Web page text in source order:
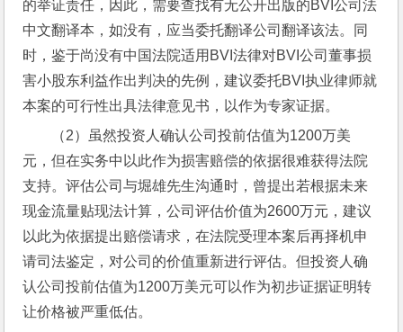
的举证责任，因此，需要查找有无公开出版的BVI公司法
中文翻译本，如没有，应当委托翻译公司翻译该法。同
时，鉴于尚没有中国法院适用BVI法律对BVI公司董事损
害小股东利益作出判决的先例，建议委托BVI执业律师就
本案的可行性出具法律意见书，以作为专家证据。
（2）虽然投资人确认公司投前估值为1200万美
元，但在实务中以此作为损害赔偿的依据很难获得法院
支持。评估公司与堀雄先生沟通时，曾提出若根据未来
现金流量贴现法计算，公司评估价值为2600万元，建议
以此为依据提出赔偿请求，在法院受理本案后再择机申
请司法鉴定，对公司的价值重新进行评估。但投资人确
认公司投前估值为1200万美元可以作为初步证据证明转
让价格被严重低估。